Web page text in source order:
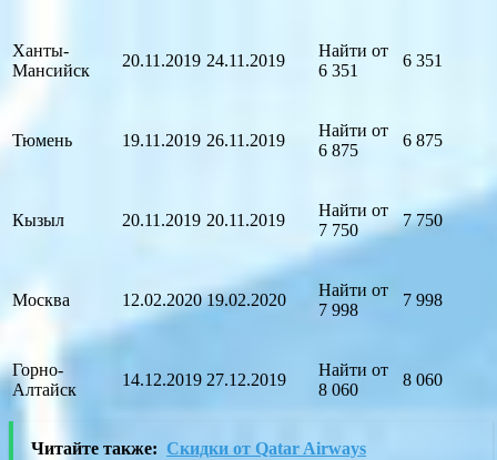
Ханты-
Мансийск
20.11.2019 24.11.2019
Найти от
6 351
6 351
Тюмень 19.11.2019 26.11.2019
Найти от
6 875
6 875
Кызыл 20.11.2019 20.11.2019
Найти от
7 750
7 750
Москва 12.02.2020 19.02.2020
Найти от
7 998
7 998
Горно-
Алтайск
14.12.2019 27.12.2019
Найти от
8 060
8 060
Читайте также: Скидки от Qatar Airways